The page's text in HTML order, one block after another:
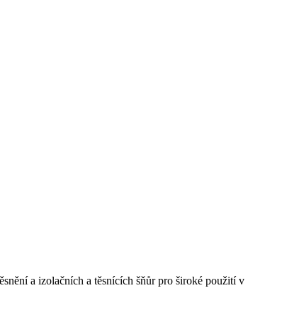
a izolačních a těsnících šňůr pro široké použití v